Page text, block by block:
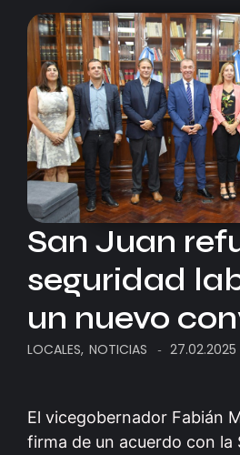
San Juan
seguridad
un nuevo
LOCALES, NOTICIAS - 27.02.2025
El vicegobernador Fabián
firma de un acuerdo con la